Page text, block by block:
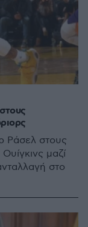
Ράσελ στους
μαζί
στο